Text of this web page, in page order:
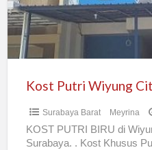
Surabaya Barat Meyrina
KOST PUTRI BIRU di
Surabaya. . Kost Khusus